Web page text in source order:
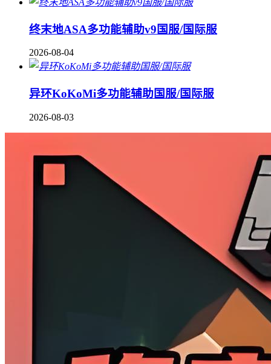
终末地ASA多功能辅助v9国服/国际服
2026-08-04
异环KoKoMi多功能辅助国服/国际服
2026-08-03